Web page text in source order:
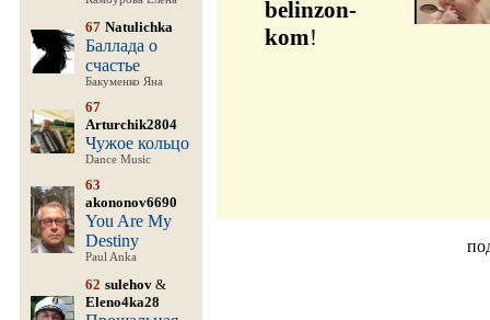
67 Natulichka
Баллада о
счастье
Бакуменко Яна
67
Arturchik2804
Чужое кольцо
Dance Music
63
akononov6690
You Are My
Destiny
Paul Anka
62 sulehov &
Eleno4ka28
belinzon-
kom!